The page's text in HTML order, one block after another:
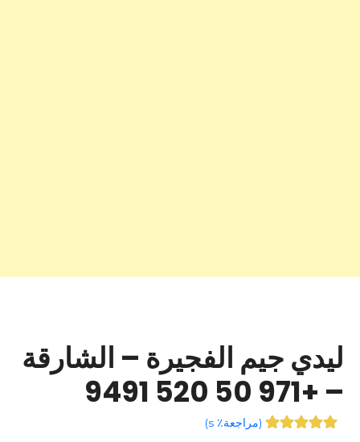
ليدي جيم الفجيرة – الشارقة
– +971 50 520 9491
(مراجعة٪ s )